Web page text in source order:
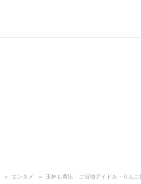
エンタメ 王林も輩出！ご当地アイドル・りん